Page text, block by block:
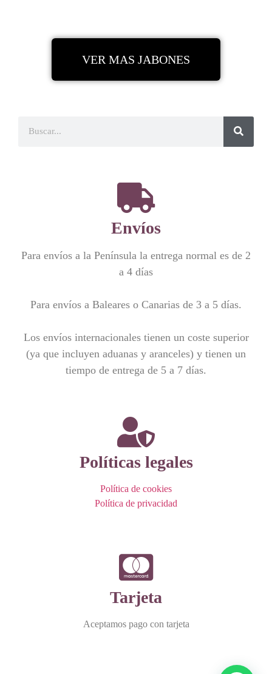
VER MAS JABONES
Envíos
Para envíos a la Península la entrega normal es de 2
a 4 días
Para envíos a Baleares o Canarias de 3 a 5 días.
Los envíos internacionales tienen un coste superior
(ya que incluyen aduanas y aranceles) y tienen un
tiempo de entrega de 5 a 7 días.
Políticas legales
Política de cookies
Política de privacidad
Tarjeta
Aceptamos pago con tarjeta